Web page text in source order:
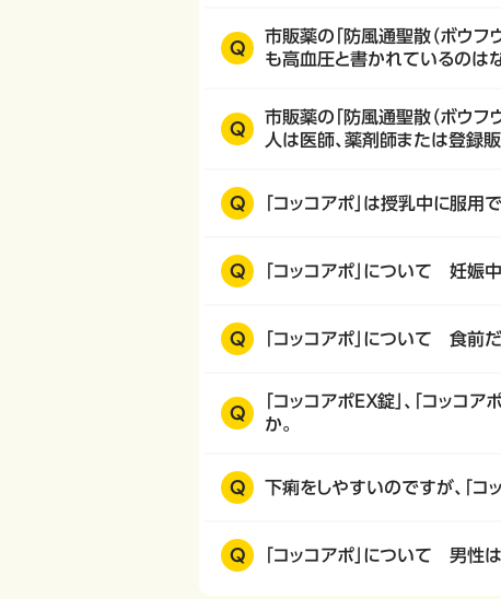
Q
市販薬の「防風通聖散（ボウフ
も高血圧と書かれているのは
Q
市販薬の「防風通聖散（ボウフ
人は医師、薬剤師または登録
Q 「コッコアポ」は授乳中に服用
Q 「コッコアポ」について 妊娠
Q 「コッコアポ」について 食前
Q
「コッコアポＥＸ錠」、「コッ
か。
Q 下痢をしやすいのですが、「コ
Q 「コッコアポ」について 男性